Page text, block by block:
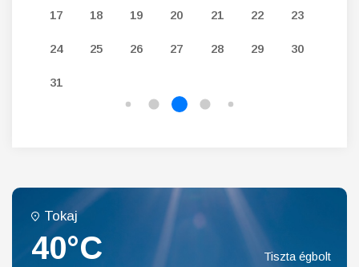
17 18 19 20 21 22 23
24 25 26 27 28 29 30
31
Tokaj
40°C Tiszta égbolt